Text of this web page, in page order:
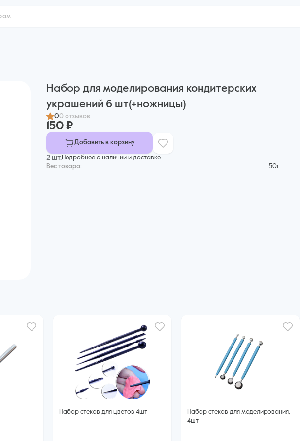
Набор для моделирования кондитерских
украшений 6 шт(+ножницы)
00 отзывов
150 ₽
Добавить в корзину
2 шт. Подробнее о наличии и доставке
Вес товара:
50г
Набор стеков для цветов 4шт
Набор стеков для моделирования,
4шт